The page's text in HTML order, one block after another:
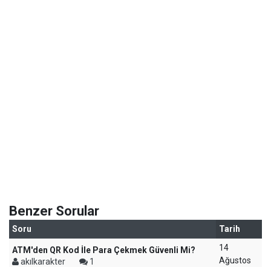
Benzer Sorular
Soru Tarih
ATM'den QR Kod İle Para Çekmek Güvenli Mi?
akılkarakter
1
14
Ağustos